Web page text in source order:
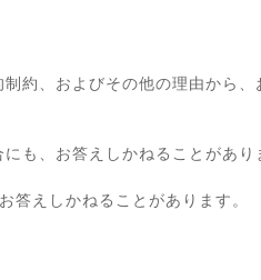
約、およびその他の理由から、
も、お答えしかねることがあり
答えしかねることがあります。